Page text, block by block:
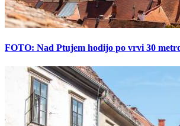
FOTO: Nad Ptujem hodijo po vrvi 30